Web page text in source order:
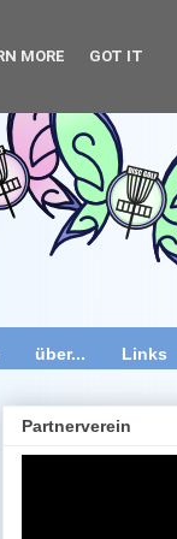
Niederösterreich
über... Links
Partnerverein
MORE GOT IT